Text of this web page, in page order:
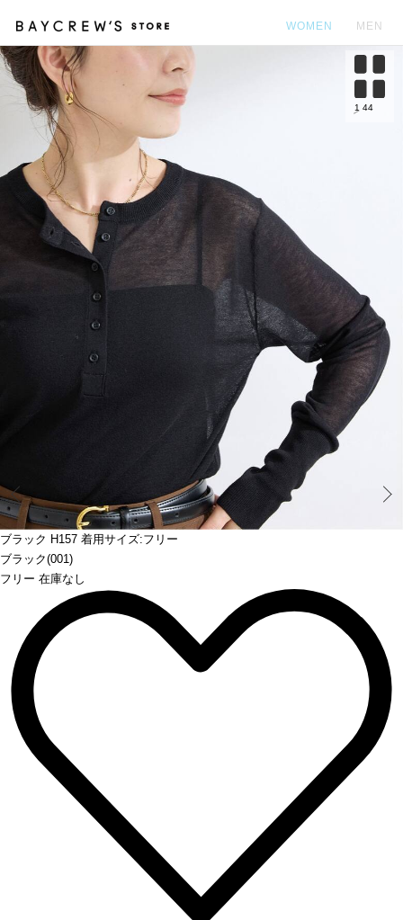
WOMEN MEN
ブラック H157 着用サイズ:フリー
ブラック(001)
フリー 在庫なし
1 44